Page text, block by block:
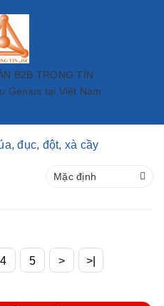
B2B TRỌNG TÍN
Genius tại Việt Nam
đục, đột, xà cầy
Mặc định
4 5 > >|